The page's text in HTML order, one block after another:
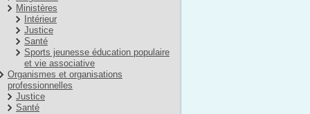
Ministères
Intérieur
Justice
Santé
Sports jeunesse éducation populaire
et vie associative
Organismes et organisations
professionnelles
Justice
Santé